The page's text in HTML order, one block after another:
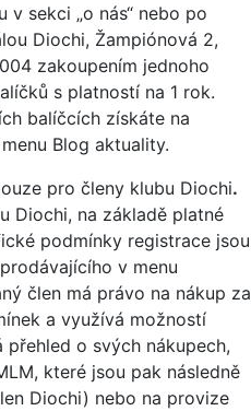
v sekci „o nás“ nebo po
Diochi, Žampiónová 2,
zakoupením jednoho
s platností na 1 rok.
balíčcích získáte na
Blog aktuality.
pro členy klubu Diochi.
Diochi, na základě platné
podmínky registrace jsou
v menu
člen má právo na nákup za
a využívá možností
o svých nákupech,
které jsou pak následně
Diochi) nebo na provize